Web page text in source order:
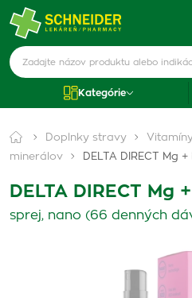
Kategórie
Doplnky stravy
minerálov
DELTA DIRECT Mg +
DELTA DIRECT Mg
sprej, nano (66 denných